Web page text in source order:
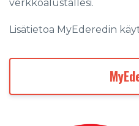
verkkoalustallesi.
Lisätietoa MyEderedin